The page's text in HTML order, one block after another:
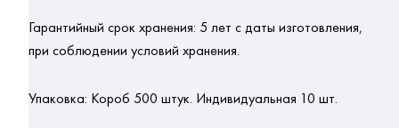
Гарантийный срок хранения: 5 лет с даты изготовления,
при соблюдении условий хранения.
Упаковка: Короб 500 штук. Индивидуальная 10 шт.